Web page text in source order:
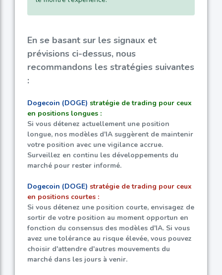
En se basant sur les signaux et
prévisions ci-dessus, nous
recommandons les stratégies suivantes
:
Dogecoin (DOGE) stratégie de trading pour ceux
en positions longues :
Si vous détenez actuellement une position
longue, nos modèles d'IA suggèrent de maintenir
votre position avec une vigilance accrue.
Surveillez en continu les développements du
marché pour rester informé.
Dogecoin (DOGE) stratégie de trading pour ceux
en positions courtes :
Si vous détenez une position courte, envisagez de
sortir de votre position au moment opportun en
fonction du consensus des modèles d'IA. Si vous
avez une tolérance au risque élevée, vous pouvez
choisir d'attendre d'autres mouvements du
marché dans les jours à venir.